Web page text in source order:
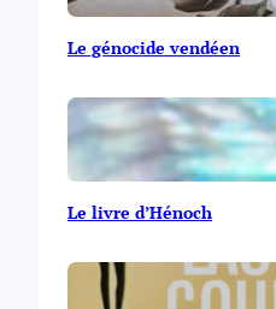
Le génocide vendéen
Le livre d’Hénoch